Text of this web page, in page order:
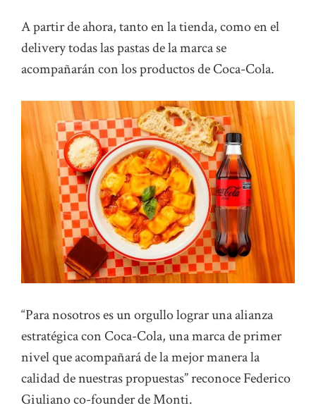
A partir de ahora, tanto en la tienda, como en el
delivery todas las pastas de la marca se
acompañarán con los productos de Coca-Cola.
“Para nosotros es un orgullo lograr una alianza
estratégica con Coca-Cola, una marca de primer
nivel que acompañará de la mejor manera la
calidad de nuestras propuestas” reconoce Federico
Giuliano co-founder de Monti.